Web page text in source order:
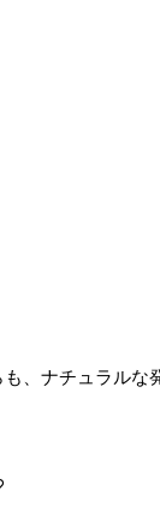
、ナチュラルな